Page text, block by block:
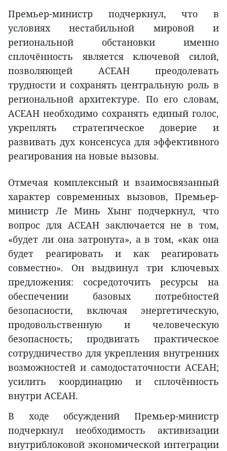
Премьер-министр подчеркнул, что в
условиях нестабильной мировой и
региональной обстановки именно
сплочённость является ключевой силой,
позволяющей АСЕАН преодолевать
трудности и сохранять центральную роль в
региональной архитектуре. По его словам,
АСЕАН необходимо сохранять единый голос,
укреплять стратегическое доверие и
развивать дух консенсуса для эффективного
реагирования на новые вызовы.
Отмечая комплексный и взаимосвязанный
характер современных вызовов, Премьер-
министр Ле Минь Хынг подчеркнул, что
вопрос для АСЕАН заключается не в том,
«будет ли она затронута», а в том, «как она
будет реагировать и как реагировать
совместно». Он выдвинул три ключевых
предложения: сосредоточить ресурсы на
обеспечении базовых потребностей
безопасности, включая энергетическую,
продовольственную и человеческую
безопасность; продвигать практическое
сотрудничество для укрепления внутренних
возможностей и самодостаточности АСЕАН;
усилить координацию и сплочённость
внутри АСЕАН.
В ходе обсуждений Премьер-министр
подчеркнул необходимость активизации
внутриблоковой экономической интеграции